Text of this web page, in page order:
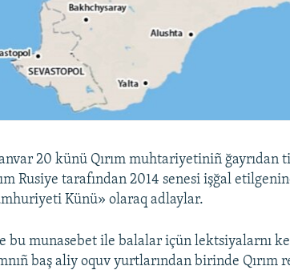
20 künü Qırım muhtariyetiniñ ğayrıdan
Rusiye tarafından 2014 senesi işğal
Künü» olaraq adlaylar.
bu munasebet ile balalar içün lektsiyalarnı
baş aliy oquv yurtlarından birinde